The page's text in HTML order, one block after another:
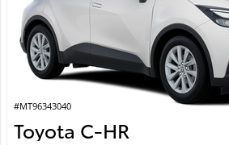
#MT96343040
Toyota C-HR